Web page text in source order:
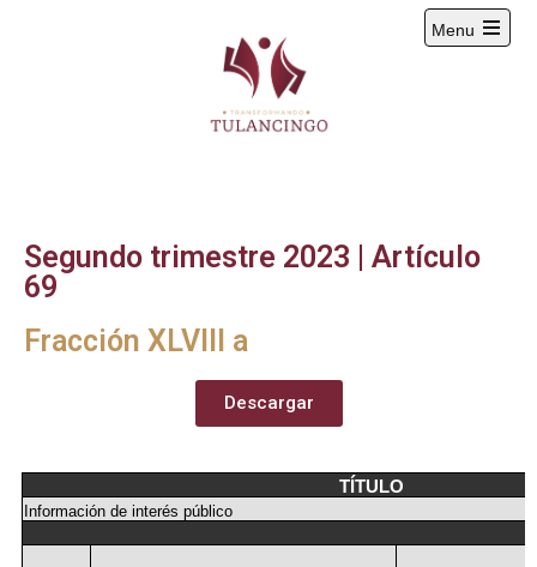
Menu
Segundo trimestre 2023 | Artículo
69
Fracción XLVIII a
Descargar